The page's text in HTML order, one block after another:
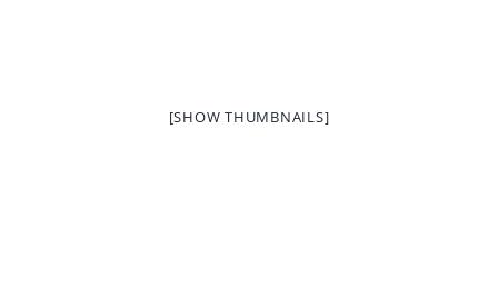
[SHOW THUMBNAILS]